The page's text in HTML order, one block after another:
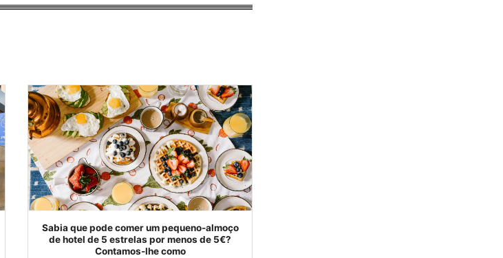
Sabia que pode comer um pequeno-almoço
de hotel de 5 estrelas por menos de 5€?
Contamos-lhe como